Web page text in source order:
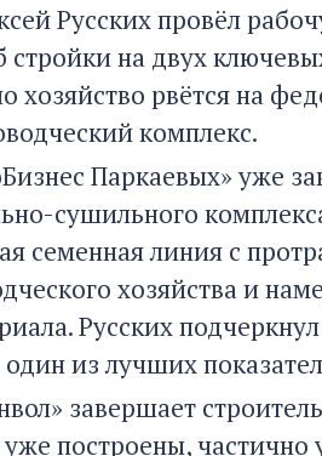
Русских провёл
на двух
хозяйство рвётся на
комплекс.
Паркаевых» уже
сушильного
семенная линия с
хозяйства и
Русских
из лучших
завершает
построены, частично